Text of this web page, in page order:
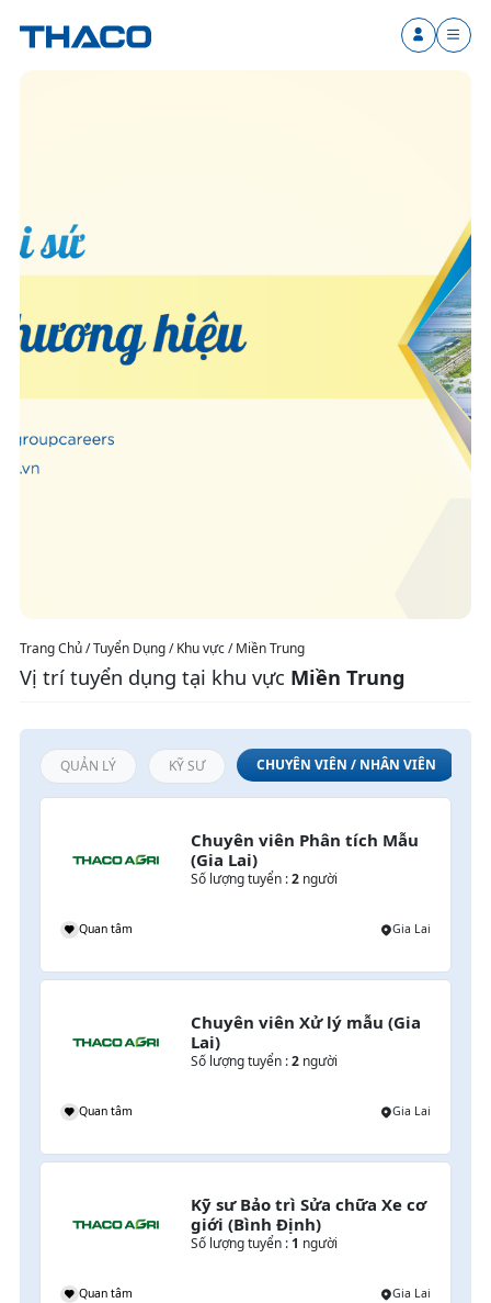
Trang Chủ / Tuyển Dụng / Khu vực / Miền Trung
Vị trí tuyển dụng tại khu vực Miền Trung
QUẢN LÝ KỸ SƯ CHUYÊN VIÊN / NHÂN VIÊN
Chuyên viên Phân tích Mẫu
(Gia Lai)
Số lượng tuyển :2người
Quan tâm Gia Lai
Chuyên viên Xử lý mẫu (Gia
Lai)
Số lượng tuyển :2người
Quan tâm Gia Lai
Kỹ sư Bảo trì Sửa chữa Xe cơ
giới (Bình Định)
Số lượng tuyển : 1 người
Quan tâm Gia Lai